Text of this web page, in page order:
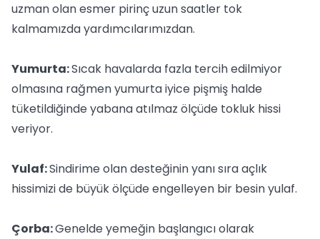
uzman olan esmer pirinç uzun saatler tok
kalmamızda yardımcılarımızdan.
Yumurta:Sıcak havalarda fazla tercih edilmiyor
olmasına rağmen yumurta iyice pişmiş halde
tüketildiğinde yabana atılmaz ölçüde tokluk hissi
veriyor.
Yulaf:Sindirime olan desteğinin yanı sıra açlık
hissimizi de büyük ölçüde engelleyen bir besin yulaf.
Çorba:Genelde yemeğin başlangıcı olarak